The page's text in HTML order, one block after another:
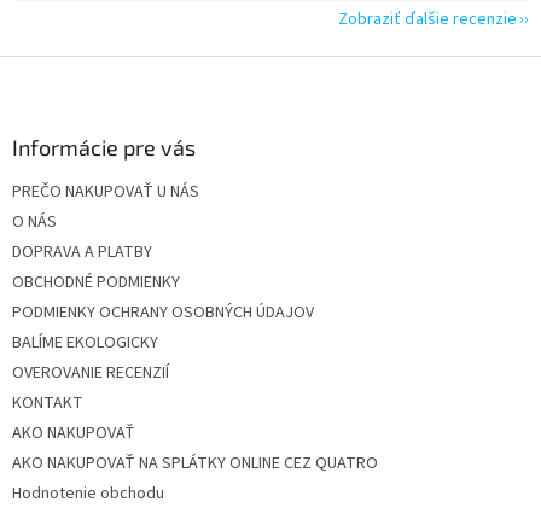
Zobraziť ďalšie recenzie
Informácie pre vás
PREČO NAKUPOVAŤ U NÁS
O NÁS
DOPRAVA A PLATBY
OBCHODNÉ PODMIENKY
PODMIENKY OCHRANY OSOBNÝCH ÚDAJOV
BALÍME EKOLOGICKY
OVEROVANIE RECENZIÍ
KONTAKT
AKO NAKUPOVAŤ
AKO NAKUPOVAŤ NA SPLÁTKY ONLINE CEZ QUATRO
Hodnotenie obchodu